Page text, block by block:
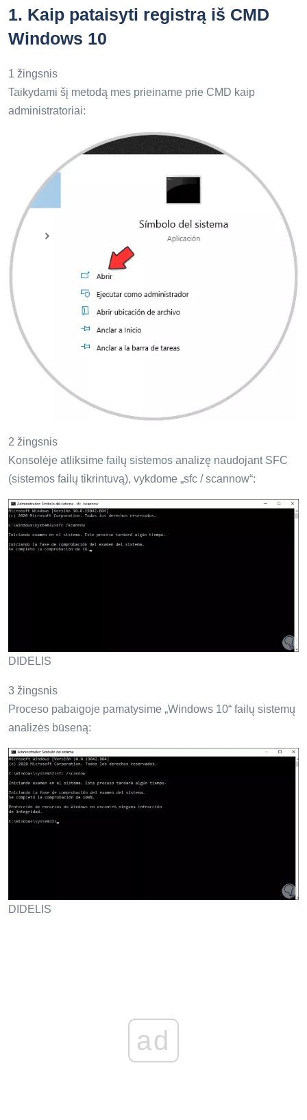
1. Kaip pataisyti registrą iš CMD
Windows 10
1 žingsnis
Taikydami šį metodą mes prieiname prie CMD kaip
administratoriai:
2 žingsnis
Konsolėje atliksime failų sistemos analizę naudojant SFC
(sistemos failų tikrintuvą), vykdome „sfc / scannow“:
DIDELIS
3 žingsnis
Proceso pabaigoje pamatysime „Windows 10“ failų sistemų
analizės būseną:
DIDELIS
ad